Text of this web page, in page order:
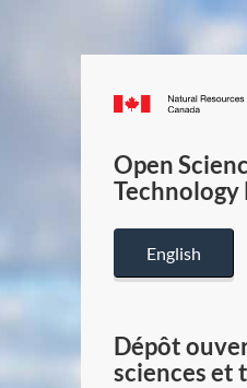
Open
English
Dépôt
sciences et